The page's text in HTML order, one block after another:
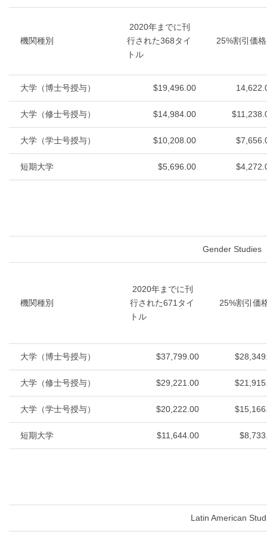
機関種別
2020年までに刊
行された368タイ
トル
25%割引価格
大学（博士号授与） $19,496.00
大学（修士号授与） $14,984.00
大学（学士号授与） $10,208.00
短期大学 $5,696.00
Gender Studies
機関種別
2020年までに刊
行された671タイ
トル
25%割引価
大学（博士号授与） $37,799.00
大学（修士号授与） $29,221.00
大学（学士号授与） $20,222.00
短期大学 $11,644.00
Latin American